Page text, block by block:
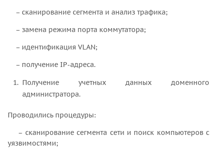
– сканирование сегмента и анализ трафика;
– замена режима порта коммутатора;
– идентификация VLAN;
– получение IP-адреса.
Получение учетных данных доменного
администратора.
Проводились процедуры:
– сканирование сегмента сети и поиск компьютеров с
уязвимостями;